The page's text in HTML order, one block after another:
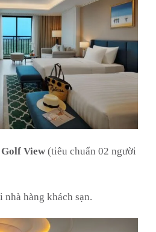
View (tiêu chuẩn 02 người
nhà hàng khách sạn.